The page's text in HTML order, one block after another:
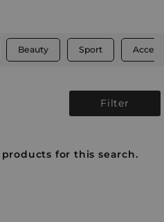
Beauty Sport
Filter
for this search.